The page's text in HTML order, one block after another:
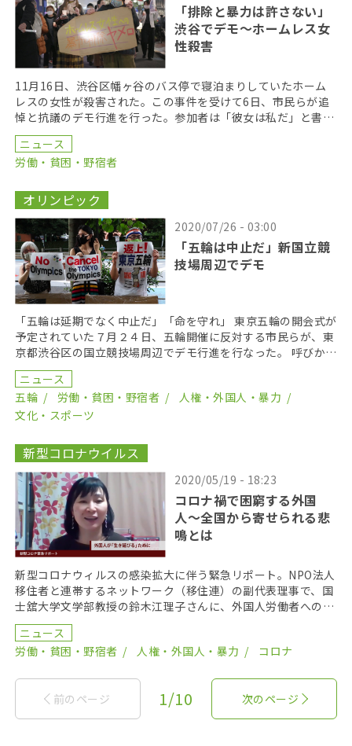
「排除と暴力は許さない」
渋谷でデモ〜ホームレス女
性殺害
11月16日、渋谷区幡ヶ谷のバス停で寝泊まりしていたホーム
レスの女性が殺害された。この事件を受けて6日、市民らが追
悼と抗議のデモ行進を行った。参加者は「彼女は私だ」と書か
れたプラカードを掲げ、渋谷の街を練り歩いた。 抗議 […]
ニュース
労働・貧困・野宿者
オリンピック
2020/07/26 - 03:00
「五輪は中止だ」新国立競
技場周辺でデモ
「五輪は延期でなく中止だ」「命を守れ」 東京五輪の開会式が
予定されていた７月２４日、五輪開催に反対する市民らが、東
京都渋谷区の国立競技場周辺でデモ行進を行なった。 呼びかけ
たのは、招致時から東京五輪に反対していた市民グル […]
ニュース
五輪
労働・貧困・野宿者
人権・外国人・暴力
文化・スポーツ
新型コロナウイルス
2020/05/19 - 18:23
コロナ禍で困窮する外国
人〜全国から寄せられる悲
鳴とは
新型コロナウィルスの感染拡大に伴う緊急リポート。NPO法人
移住者と連帯するネットワーク（移住連）の副代表理事で、国
士舘大学文学部教授の鈴木江理子さんに、外国人労働者への影
響をお聞きする。移住連では今月、定額給付金１０万円 […]
ニュース
労働・貧困・野宿者
人権・外国人・暴力 コロナ
前のページ 1/10 次のページ